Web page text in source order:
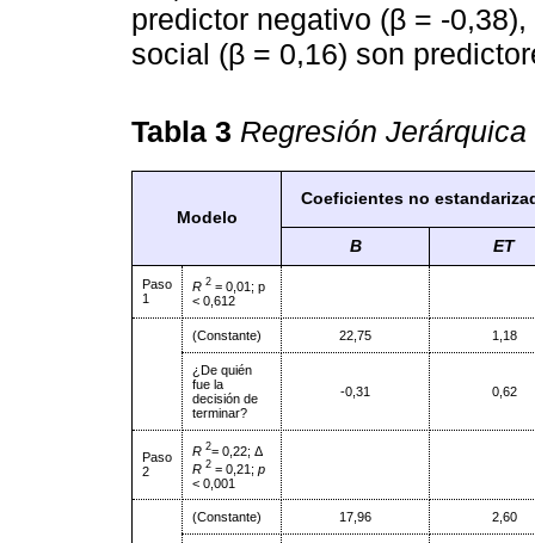
predictor negativo (β = -
social (β = 0,16) son
Tabla 3 Regresión
Modelo
Coeficientes no
B ET
Paso
1
R 2 = 0,01; p
< 0,612
(Constante) 22,75 1,18
¿De quién
fue la
decisión de
terminar?
-0,31 0,62
Paso
2
R 2= 0,22; Δ
R 2 = 0,21; p
< 0,001
(Constante) 17,96 2,60